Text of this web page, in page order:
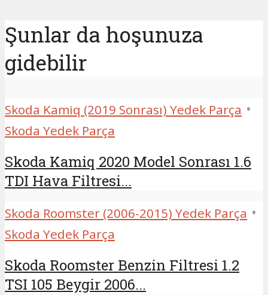
Şunlar da hoşunuza
gidebilir
Skoda Kamiq (2019 Sonrası) Yedek Parça •
Skoda Yedek Parça
Skoda Kamiq 2020 Model Sonrası 1.6
TDI Hava Filtresi...
Skoda Roomster (2006-2015) Yedek Parça •
Skoda Yedek Parça
Skoda Roomster Benzin Filtresi 1.2
TSI 105 Beygir 2006...